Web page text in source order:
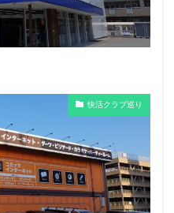
快活クラブ巡り